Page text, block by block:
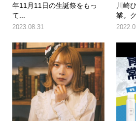
年11月11日の生誕祭をもっ
て...
2023.08.31
川崎
業。グ